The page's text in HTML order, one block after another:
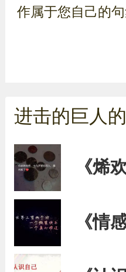
作属于您自己的
进击的巨人
《烯
《情